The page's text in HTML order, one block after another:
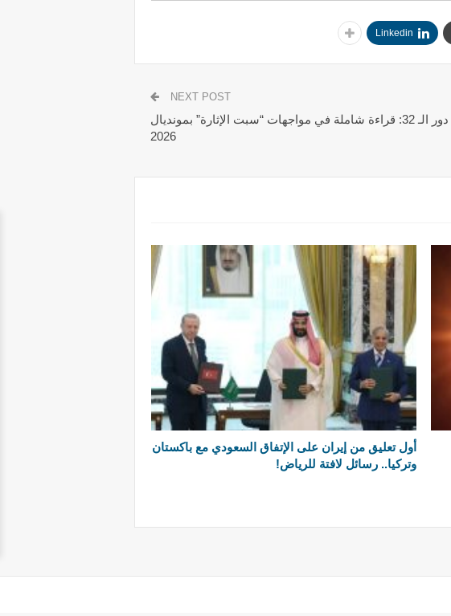
Linkedin
NEXT POST
خريطة الطريق إلى دور الـ 32: قراءة شاملة في مواجهات “سبت الإثارة” بمونديال
2026
أول تعليق من إيران على الإتفاق السعودي مع باكستان
وتركيا.. رسائل لافتة للرياض!